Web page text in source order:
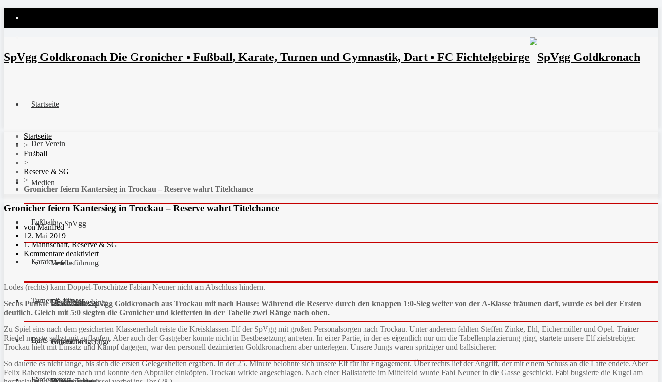
SpVgg Goldkronach Die Gronicher • Fußball, Karate, Turnen und Gymnastik, Dart • FC Fichtelgebirge
Startseite
Der Verein
Die SpVgg
Vereinsführung
Geschichte
Fan-Artikel
Medien
Hefdla
Downloads
Galerie
Fußball
FC Fichtelgebirge
JFG Fichtelgebirge
Karate
Aktuell
Turnen & Fitness
Darts
Förderverein
Startseite
>
Fußball
>
Reserve & SG
>
Gronicher feiern Kantersieg in Trockau – Reserve wahrt Titelchance
Gronicher feiern Kantersieg in Trockau – Reserve wahrt Titelchance
von Manfred
12. Mai 2019
1. Mannschaft,Reserve & SG
Kommentare deaktiviert
Lodes (rechts) kann Doppel-Torschütze Fabian Neuner nicht am Abschluss hindern.
Sechs Punkte brachte die SpVgg Goldkronach aus Trockau mit nach Hause: Während die Reserve durch den knappen 1:0-Sieg weiter von der A-Klasse träumen darf, wurde es bei der Ersten
deutlich. Gleich mit 5:0 siegten die Gronicher und kletterten in der Tabelle zwei Ränge nach oben.
Zu Spiel eins nach dem gesicherten Klassenerhalt reiste die Kreisklassen-Elf der SpVgg mit großen Personalsorgen nach Trockau. Unter anderem fehlten Steffen Zinke, Ehl, Eichermüller und Opel. Trainer
Riedel musste selbst mit auflaufen. Aber auch der Gastgeber konnte nicht in Bestbesetzung antreten. In einer Partie, in der es eigentlich nur um die Tabellenplatzierung ging, startete unsere Elf zielstrebiger.
Trockau hielt mit Einsatz und Kampf dagegen, war den personell dezimierten Goldkronachern aber unterlegen. Unsere Jungs waren spritziger und ballsicherer.
So dauerte es nicht lange, bis sich die ersten Gelegenheiten ergaben. In der 25. Minute belohnte sich unsere Elf für ihr Engagement. Über rechts lief der Angriff, der mit einem Schuss an die Latte endete. Aber
Felix Rabenstein setzte nach und konnte den Abpraller einköpfen. Trockau wirkte angeschlagen. Nach einer Ballstafette im Mittelfeld wurde Fabi Neuner in die Gasse geschickt. Fabi bugsierte die Kugel am